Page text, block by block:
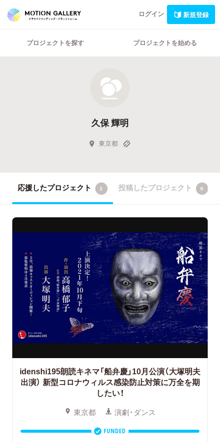
ログイン 新規登録
プロジェクトを探す プロジェクトを始める
久保 輝明
東京都
応援したプロジェクト 2 投稿したプロジェクト 0
idenshi195朗読キネマ「船弁慶」10月公演（大塚明夫
出演） 新型コロナウィルス感染防止対策に万全を期
したい！
東京都 演劇・ダンス
FUNDED